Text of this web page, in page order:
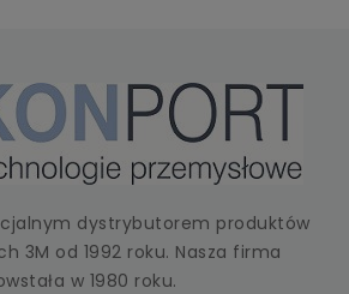
dystrybutorem produktów
3M od 1992 roku. Nasza firma
w 1980 roku.